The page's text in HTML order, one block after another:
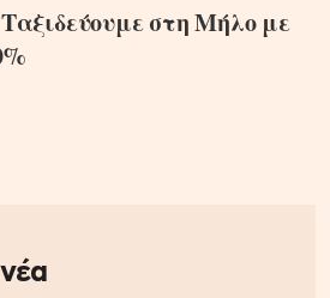
στη Μήλο με